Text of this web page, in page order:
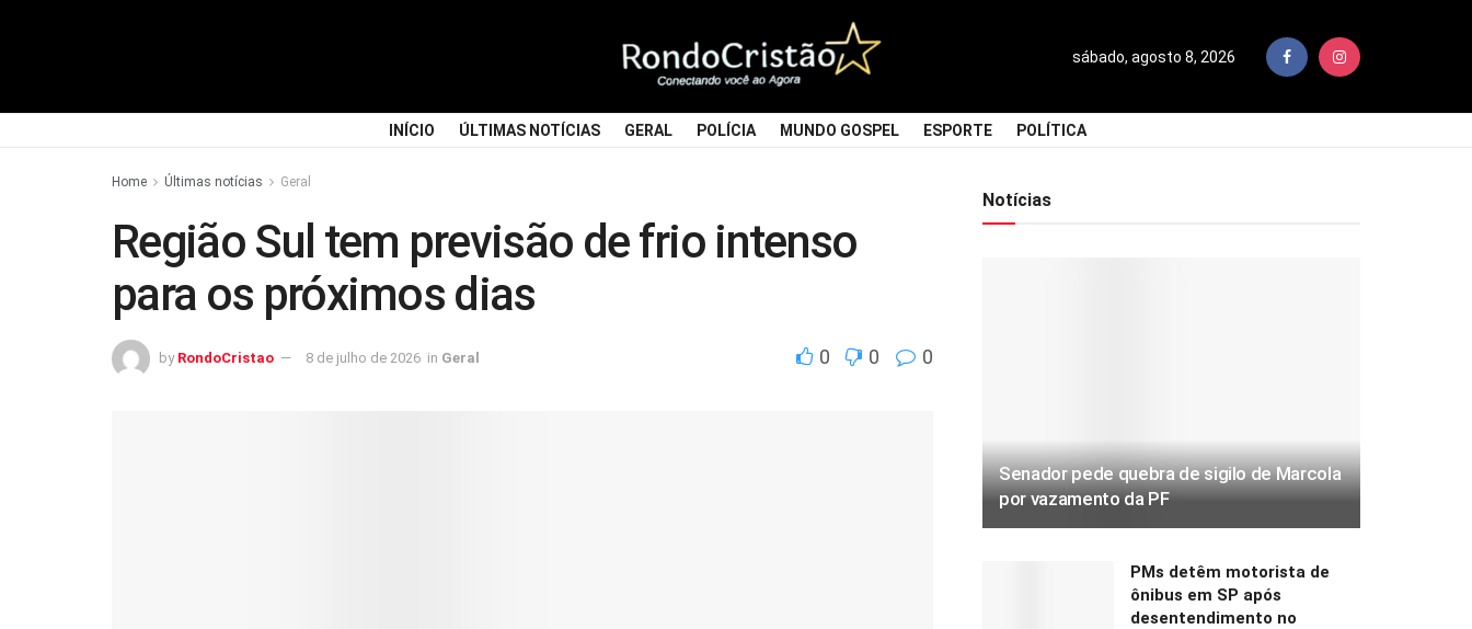
sábado, agosto 8, 2026
INÍCIO ÚLTIMAS NOTÍCIAS GERAL POLÍCIA MUNDO GOSPEL ESPORTE POLÍTICA
Home Últimas notícias Geral
Região Sul tem previsão de frio intenso
para os próximos dias
by RondoCristao 8 de julho de 2026 in Geral 0 0 0
Notícias
Senador pede quebra de sigilo de Marcola
por vazamento da PF
PMs detêm motorista de
ônibus em SP após
desentendimento no